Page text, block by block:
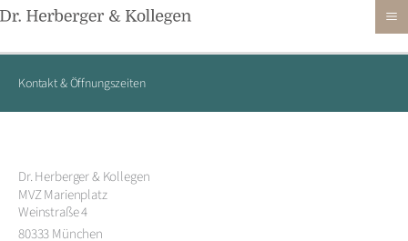
Zum
springen
Kontakt & Öffnungszeiten
Dr. Herberger & Kollegen
MVZ Marienplatz
Weinstraße 4
80333 München